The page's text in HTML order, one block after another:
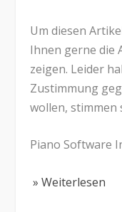
Um diesen
Ihnen gerne die
zeigen. Leider
Zustimmung
wollen, stimmen
Piano Software
» Weiterlesen